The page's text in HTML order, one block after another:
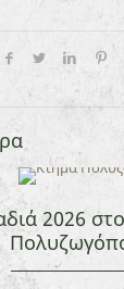
2026